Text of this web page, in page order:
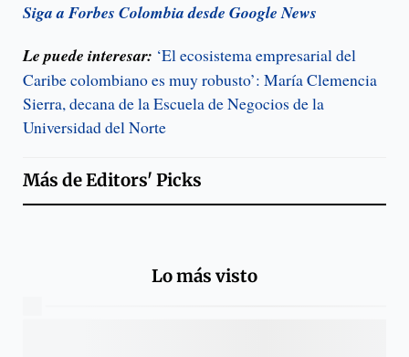
Siga a Forbes Colombia desde Google News
Le puede interesar: ‘El ecosistema empresarial del
Caribe colombiano es muy robusto’: María Clemencia
Sierra, decana de la Escuela de Negocios de la
Universidad del Norte
Más deEditors' Picks
Lo más visto